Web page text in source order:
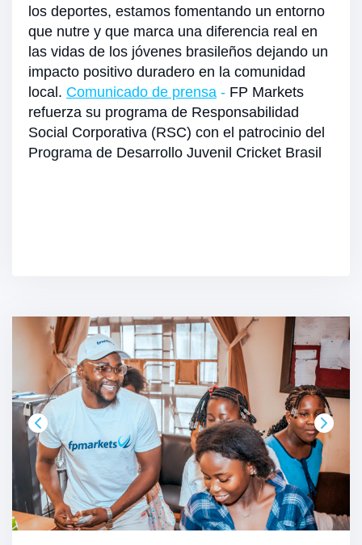
los deportes, estamos fomentando un entorno
que nutre y que marca una diferencia real en
las vidas de los jóvenes brasileños dejando un
impacto positivo duradero en la comunidad
local. Comunicado de prensa - FP Markets
refuerza su programa de Responsabilidad
Social Corporativa (RSC) con el patrocinio del
Programa de Desarrollo Juvenil Cricket Brasil